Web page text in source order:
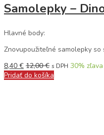
Samolepky –
Hlavné body:
Znovupoužiteľné samolepky so
8,40 € 12,00€ s DPH 30% zľava
Pridať do košíka